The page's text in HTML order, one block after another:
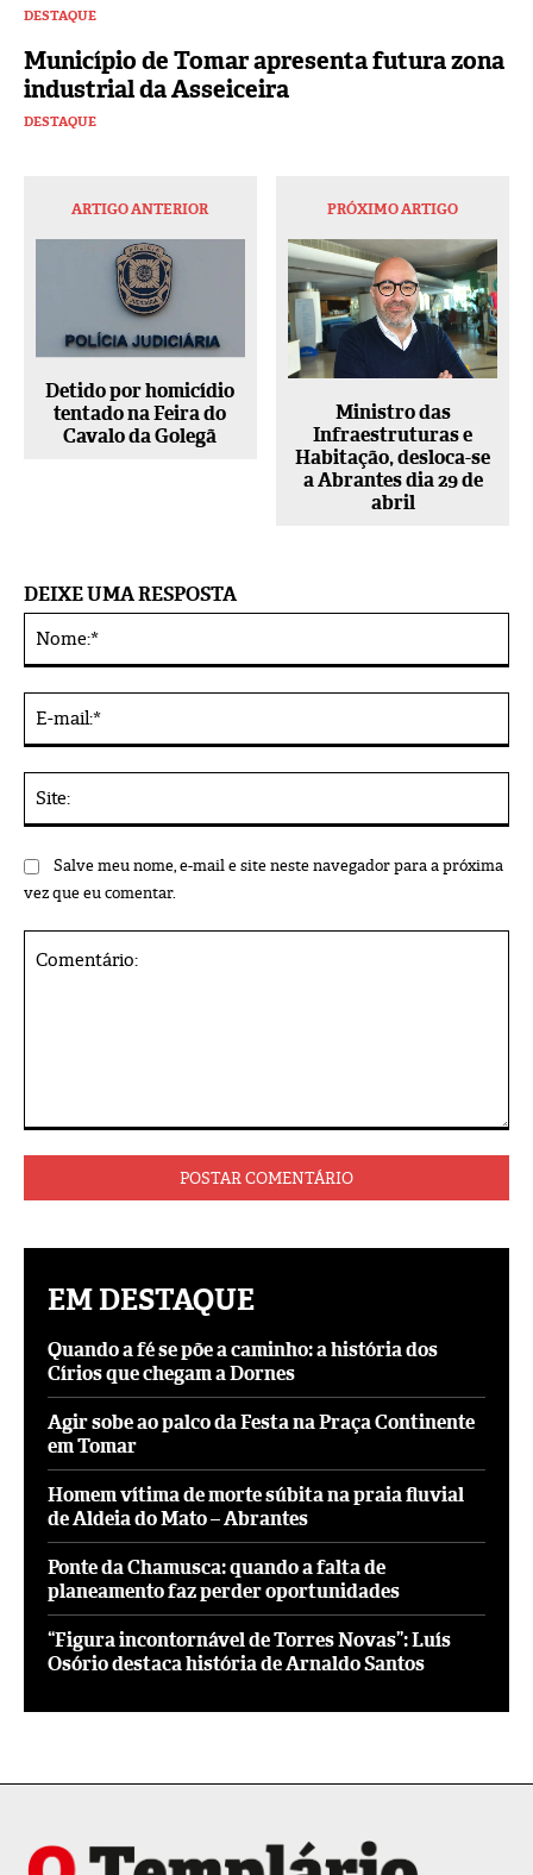
DESTAQUE
Município de Tomar apresenta futura zona
industrial da Asseiceira
DESTAQUE
ARTIGO ANTERIOR
Detido por homicídio
tentado na Feira do
Cavalo da Golegã
PRÓXIMO ARTIGO
Ministro das
Infraestruturas e
Habitação, desloca-se
a Abrantes dia 29 de
abril
DEIXE UMA RESPOSTA
Salve meu nome, e-mail e site neste navegador para a próxima
vez que eu comentar.
EM DESTAQUE
Quando a fé se põe a caminho: a história dos
Círios que chegam a Dornes
Agir sobe ao palco da Festa na Praça Continente
em Tomar
Homem vítima de morte súbita na praia fluvial
de Aldeia do Mato – Abrantes
Ponte da Chamusca: quando a falta de
planeamento faz perder oportunidades
“Figura incontornável de Torres Novas”: Luís
Osório destaca história de Arnaldo Santos